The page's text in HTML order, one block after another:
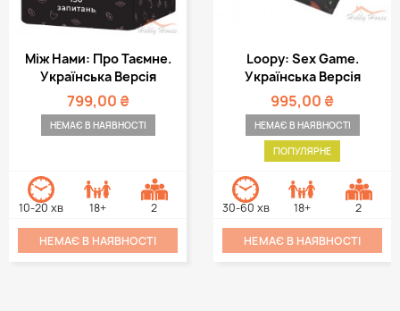
Між Нами: Про Таємне.
Українська Версія
799,00 ₴
НЕМАЄ В НАЯВНОСТІ
10-20 хв 18+ 2
НЕМАЄ В НАЯВНОСТІ
Loopy: Sex Game.
Українська Версія
995,00 ₴
НЕМАЄ В НАЯВНОСТІ
ПОПУЛЯРНЕ
30-60 хв 18+ 2
НЕМАЄ В НАЯВНОСТІ